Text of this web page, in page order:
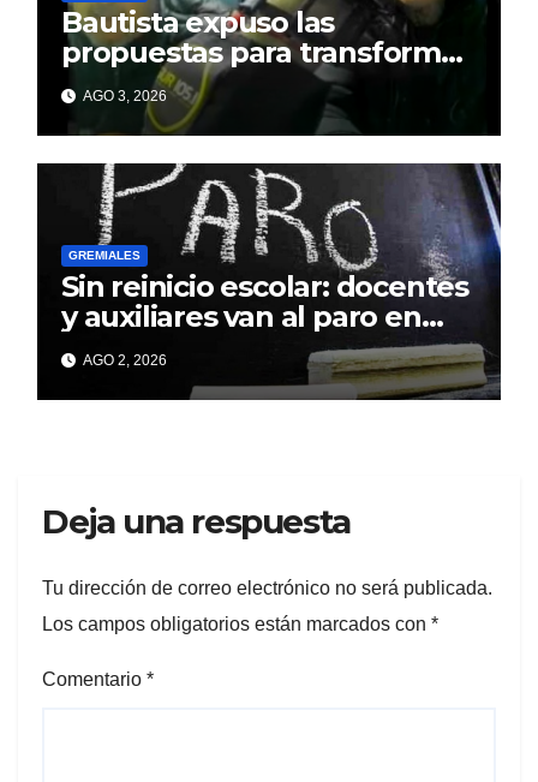
Bautista expuso las
propuestas para transformar
el Sindicato Municipal de
Berisso
AGO 3, 2026
GREMIALES
Sin reinicio escolar: docentes
y auxiliares van al paro en
todo el país
AGO 2, 2026
Deja una respuesta
Tu dirección de correo electrónico no será publicada.
Los campos obligatorios están marcados con *
Comentario *